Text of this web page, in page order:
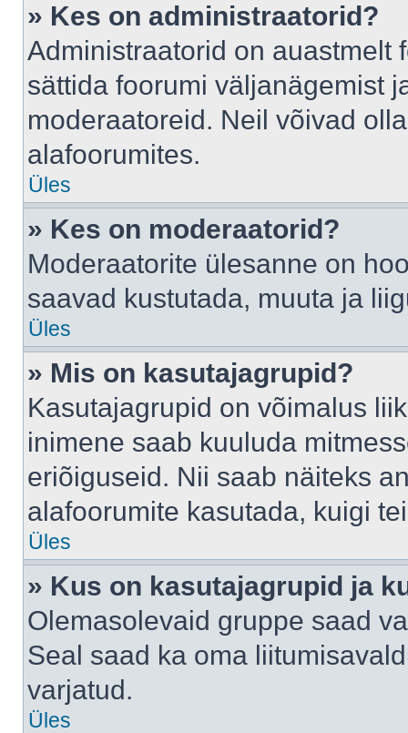
» Kes on administraatorid?
Administraatorid on auastmelt
sättida foorumi väljanägemist
moderaatoreid. Neil võivad
alafoorumites.
Üles
» Kes on moderaatorid?
Moderaatorite ülesanne on
saavad kustutada, muuta ja
Üles
» Mis on kasutajagrupid?
Kasutajagrupid on võimalus
inimene saab kuuluda
eriõiguseid. Nii saab näiteks
alafoorumite kasutada, kuigi
Üles
» Kus on kasutajagrupid ja
Olemasolevaid gruppe saad
Seal saad ka oma
varjatud.
Üles